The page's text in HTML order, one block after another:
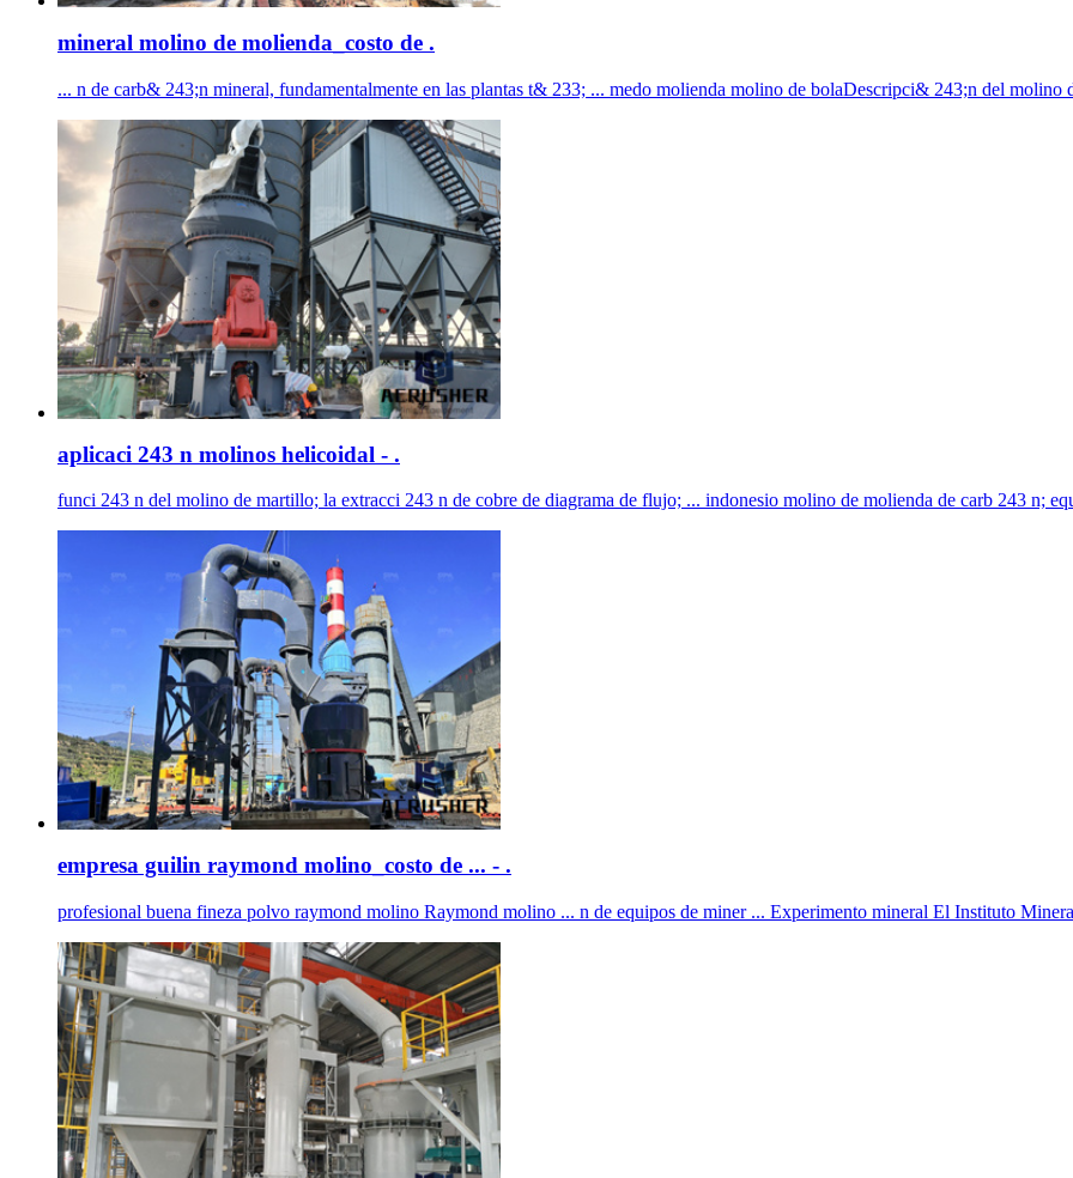
mineral molino de molienda_costo de .
... n de carb& 243;n mineral, fundamentalmente en las plantas t& 233; ... medo molienda molino de bolaDescripci& 243;n del molino
aplicaci 243 n molinos helicoidal - .
funci 243 n del molino de martillo; la extracci 243 n de cobre de diagrama de flujo; ... indonesio molino de molienda de carb 243 n;
empresa guilin raymond molino_costo de ... - .
profesional buena fineza polvo raymond molino Raymond molino ... n de equipos de miner ... Experimento mineral El Instituto